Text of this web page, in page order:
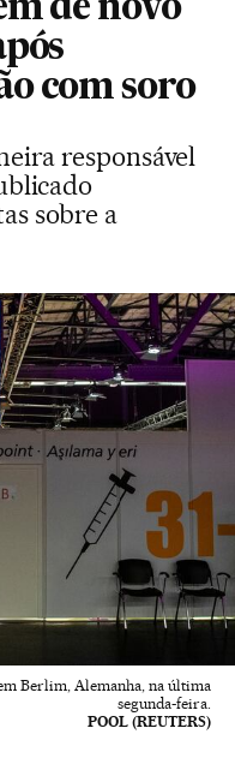
de novo
com soro
responsável
sobre a
Berlim, Alemanha, na última
segunda-feira.
POOL (REUTERS)